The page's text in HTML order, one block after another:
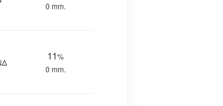
0 mm.
11%
0 mm.